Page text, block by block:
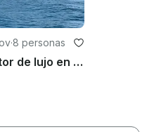
·8 personas
Alquiler de yates a motor de lujo en Croacia - Horizon Elegance 82s